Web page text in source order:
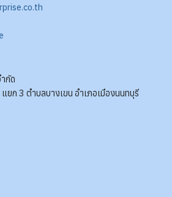
กัด
ก 3 ตำบลบางเขน อำเภอเมืองนนทบุรี